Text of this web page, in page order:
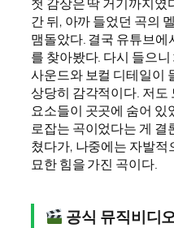
간 뒤, 아까 들었던 곡의
맴돌았다. 결국 유튜브
를 찾아봤다. 다시 들으
사운드와 보컬 디테일이
상당히 감각적이다. 저도
요소들이 곳곳에 숨어 있
로잡는 곡이었다는 게 결
쳤다가, 나중에는 자발적
묘한 힘을 가진 곡이다.
공식 뮤직비디